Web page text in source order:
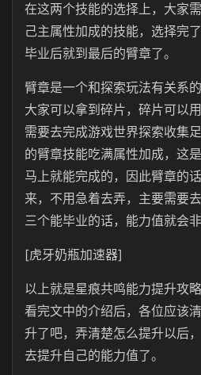
在这两个技能的选择上，大家
己主属性加成的技能，选择完
毕业后就到最后的臂章了。
臂章是一个和探索玩法有关系
大家可以拿到碎片，碎片可以
需要去完成游戏世界探索收集
的臂章技能吃满属性加成，这
马上就能完成的，因此臂章的
来，不用急着去弄，主要需要
三个能毕业的话，能力值就会非
[虎牙奶瓶加速器]
以上就是星痕共鸣能力提升攻
看完文中的介绍后，各位应该
升了吧，弄清楚怎么提升以后
去提升自己的能力值了。